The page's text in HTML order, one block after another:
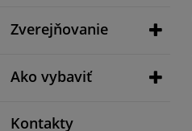
Zverejňovanie
Ako vybaviť
Kontakty